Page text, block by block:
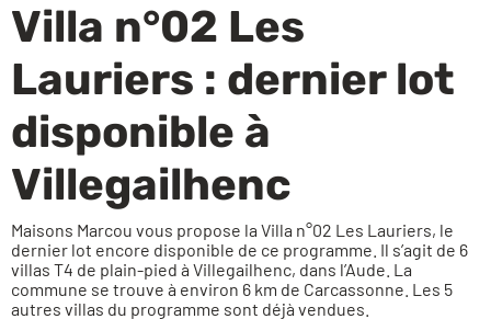
Villa n°02 Les
Lauriers : dernier lot
disponible à
Villegailhenc
Maisons Marcou vous propose la Villa n°02 Les Lauriers, le
dernier lot encore disponible de ce programme. Il s’agit de 6
villas T4 de plain-pied à Villegailhenc, dans l’Aude. La
commune se trouve à environ 6 km de Carcassonne. Les 5
autres villas du programme sont déjà vendues.